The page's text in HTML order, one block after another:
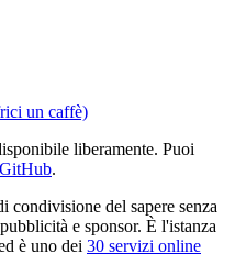
un caffè)
liberamente. Puoi
GitHub.
del sapere senza
e sponsor. È l'istanza
è uno dei 30 servizi online